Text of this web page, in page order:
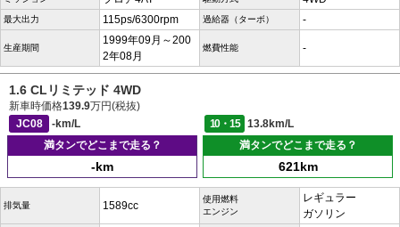
最大出力 115ps/6300rpm 過給器（ターボ） -
生産期間
1999年09月～200
2年08月
燃費性能 -
1.6 CLリミテッド 4WD
新車時価格139.9万円(税抜)
JC08
-km/L 10・15
13.8km/L
満タンでどこまで走る？
-km
満タンでどこまで走る？
621km
排気量 1589cc
使用燃料
エンジン
レギュラー
ガソリン